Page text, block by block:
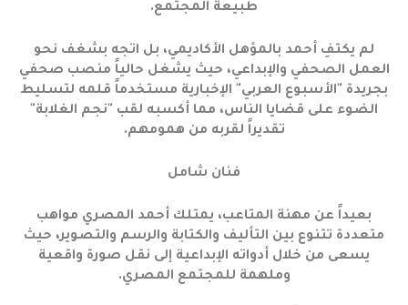
طبيعة المجتمع.
لم يكتفِ أحمد بالمؤهل الأكاديمي، بل اتجه بشغف نحو
العمل الصحفي والإبداعي، حيث يشغل حالياً منصب صحفي
بجريدة "الأسبوع العربي" الإخبارية مستخدماً قلمه لتسليط
الضوء على قضايا الناس، مما أكسبه لقب "نجم الغلابة"
تقديراً لقربه من همومهم.
فنان شامل
بعيداً عن مهنة المتاعب، يمتلك أحمد المصري مواهب
متعددة تتنوع بين التأليف والكتابة والرسم والتصوير، حيث
يسعى من خلال أدواته الإبداعية إلى نقل صورة واقعية
وملهمة للمجتمع المصري.